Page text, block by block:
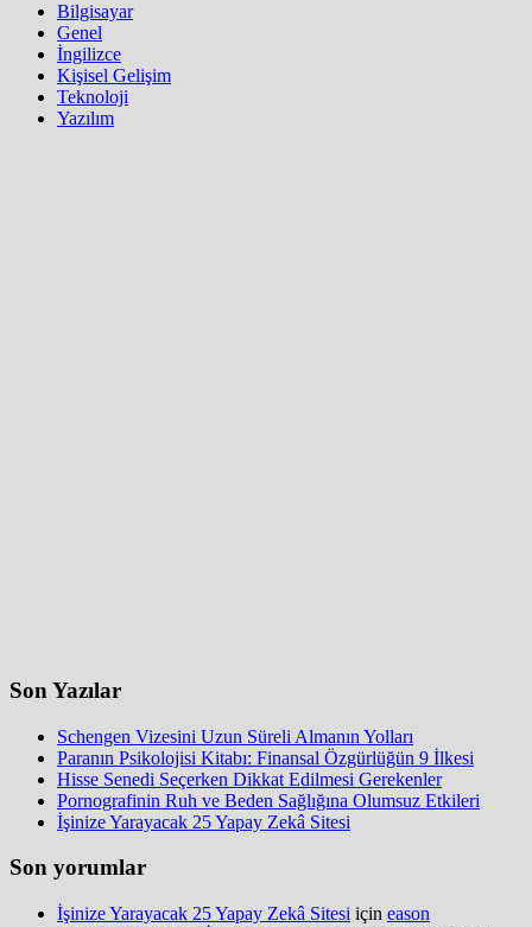
Bilgisayar
Genel
İngilizce
Kişisel Gelişim
Teknoloji
Yazılım
Son Yazılar
Schengen Vizesini Uzun Süreli Almanın Yolları
Paranın Psikolojisi Kitabı: Finansal Özgürlüğün 9 İlkesi
Hisse Senedi Seçerken Dikkat Edilmesi Gerekenler
Pornografinin Ruh ve Beden Sağlığına Olumsuz Etkileri
İşinize Yarayacak 25 Yapay Zekâ Sitesi
Son yorumlar
İşinize Yarayacak 25 Yapay Zekâ Sitesi için eason